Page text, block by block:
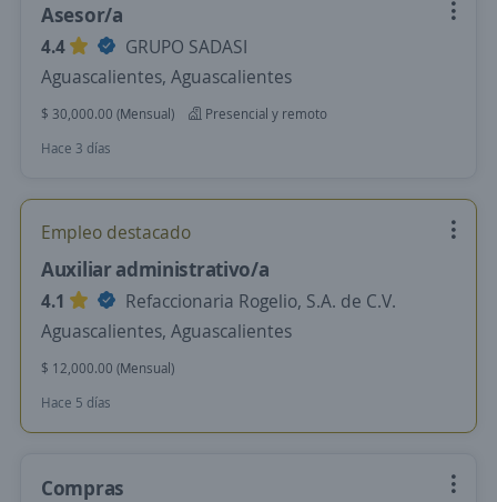
Asesor/a
4.4
GRUPO SADASI
Aguascalientes, Aguascalientes
$ 30,000.00 (Mensual)
Presencial y remoto
Hace 3 días
Empleo destacado
Auxiliar administrativo/a
4.1
Refaccionaria Rogelio, S.A. de C.V.
Aguascalientes, Aguascalientes
$ 12,000.00 (Mensual)
Hace 5 días
Compras